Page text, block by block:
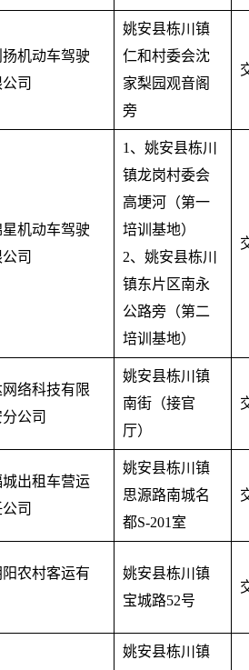
机动车驾驶
司
姚安县栋川镇
仁和村委会沈
家梨园观音阁
旁
机动车驾驶
司
1、姚安县栋川
镇龙岗村委会
高埂河（第一
培训基地）
2、姚安县栋川
镇东片区南永
公路旁（第二
培训基地）
络科技有限
公司
姚安县栋川镇
南街（接官
厅）
出租车营运
司
姚安县栋川镇
思源路南城名
都S-201室
农村客运有
姚安县栋川镇
宝城路52号
姚安县栋川镇